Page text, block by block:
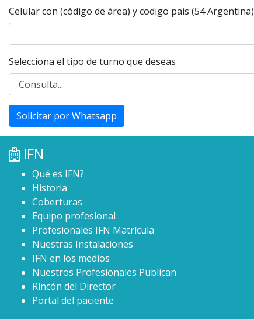
Celular con (código de área) y codigo pais (54 Argentina)
Selecciona el tipo de turno que deseas
Solicitar por Whatsapp
IFN
Qué es IFN?
Historia
Coberturas
Equipo profesional
Profesionales IFN Matrícula
Nuestras Instalaciones
IFN en los medios
Nuestros Profesionales Publican
Rincón del Director
Portal del paciente